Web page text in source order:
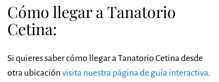
Cómo llegar a Tanatorio
Cetina:
Si quieres saber cómo llegar a Tanatorio Cetina desde
otra ubicación visita nuestra página de guía interactiva.